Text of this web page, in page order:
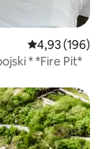
Średnia
4,93 (196)
* *Fire Pit*